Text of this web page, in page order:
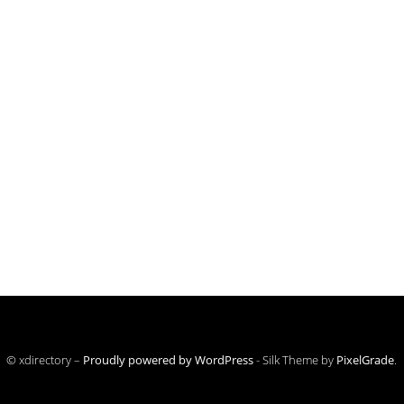
© xdirectory – Proudly powered by WordPress-Silk Theme by PixelGrade.